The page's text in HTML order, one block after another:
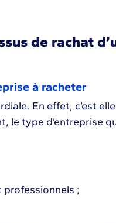
de rachat
à racheter
En effet, c’est
le type d’entreprise
;